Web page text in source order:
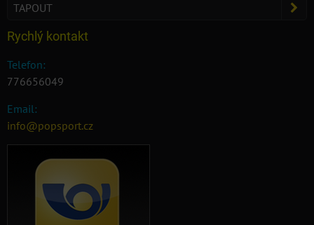
TAPOUT
Rychlý kontakt
Telefon:
776656049
Email:
info@popsport.cz